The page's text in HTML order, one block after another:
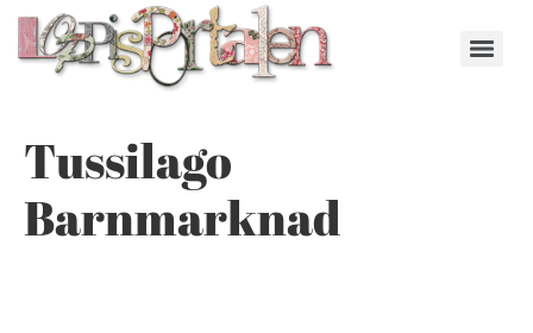
Tussilago
Barnmarknad